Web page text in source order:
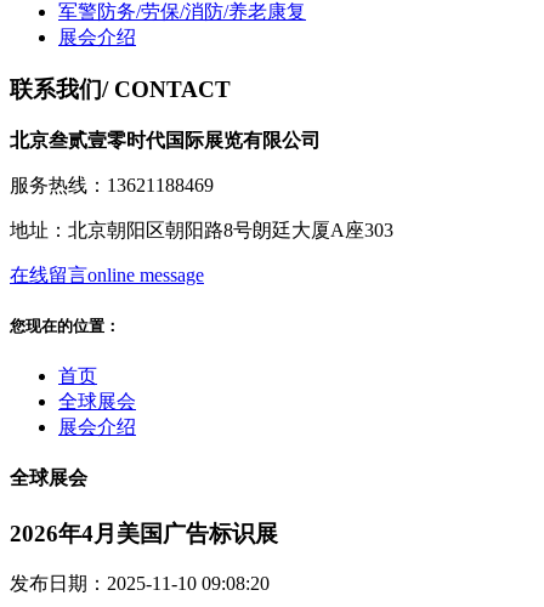
军警防务/劳保/消防/养老康复
展会介绍
联系我们/ CONTACT
北京叁贰壹零时代国际展览有限公司
服务热线：13621188469
地址：北京朝阳区朝阳路8号朗廷大厦A座303
在线留言online message
您现在的位置：
首页
全球展会
展会介绍
全球展会
2026年4月美国广告标识展
发布日期：2025-11-10 09:08:20